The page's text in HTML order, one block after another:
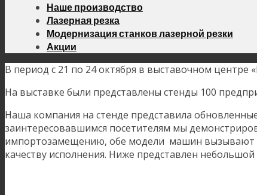
Наше производство
Лазерная резка
Модернизация станков лазерной резки
Акции
В период с 21 по 24 октября в выставочном
На выставке были представлены стенды 100
Наша компания на стенде представила
заинтересовавшимся посетителям мы
импортозамещению, обе модели машин вызывают
качеству исполнения. Ниже представлен